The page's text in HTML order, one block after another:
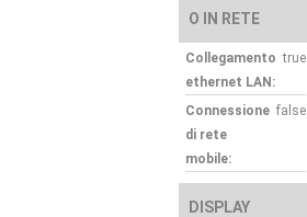
O IN RETE
Collegamento
ethernet LAN:
true
Connessione
di rete
mobile:
false
DISPLAY